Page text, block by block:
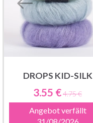
DROPS KID-SILK
3.55 €4.75 €
Angebot verfällt